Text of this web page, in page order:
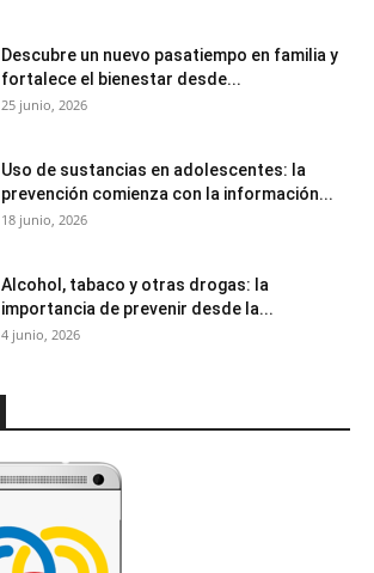
Descubre un nuevo pasatiempo en familia y
fortalece el bienestar desde...
25 junio, 2026
Uso de sustancias en adolescentes: la
prevención comienza con la información...
18 junio, 2026
Alcohol, tabaco y otras drogas: la
importancia de prevenir desde la...
4 junio, 2026